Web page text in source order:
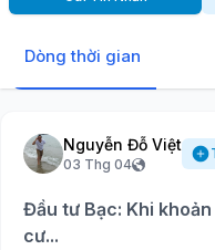
Dòng thời gian
Nguyễn Đỗ Việt
03 Thg 04
Đầu tư Bạc: Khi
cư...